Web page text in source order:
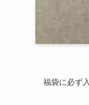
福袋に必ず